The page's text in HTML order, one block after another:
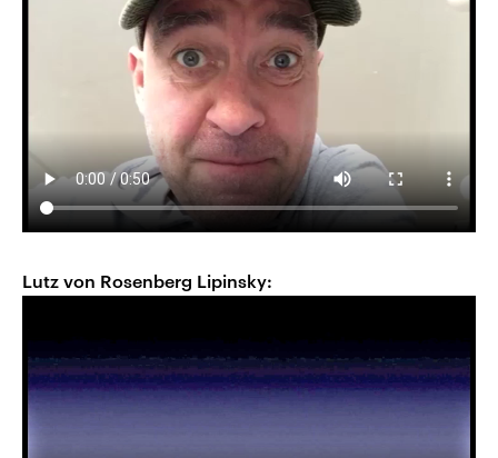
Lutz von Rosenberg Lipinsky: